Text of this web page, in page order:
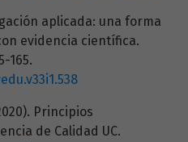
aplicada: una forma
evidencia científica.
165.
Principios
de Calidad UC.